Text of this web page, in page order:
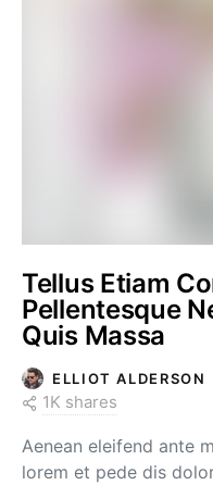
Tellus Etiam
Pellentesque
Quis Massa
ELLIOT ALDERSON
1K shares
Aenean eleifend ante
lorem et pede dis